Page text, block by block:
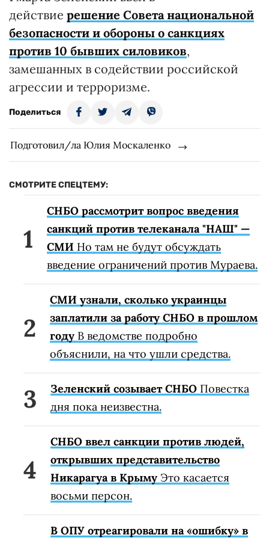
действие решение Совета национальной
безопасности и обороны о санкциях
против 10 бывших силовиков,
замешанных в содействии российской
агрессии и терроризме.
Поделиться
Подготовил/ла Юлия Москаленко
СМОТРИТЕ СПЕЦТЕМУ:
СНБО рассмотрит вопрос введения
санкций против телеканала "НАШ" —
СМИ Но там не будут обсуждать
введение ограничений против Мураева.
СМИ узнали, сколько украинцы
заплатили за работу СНБО в прошлом
году В ведомстве подробно
объяснили, на что ушли средства.
Зеленский созывает СНБО Повестка
дня пока неизвестна.
СНБО ввел санкции против людей,
открывших представительство
Никарагуа в Крыму Это касается
восьми персон.
В ОПУ отреагировали на «ошибку» в